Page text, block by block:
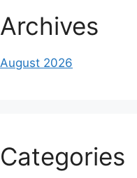
Archives
August 2026
Categories